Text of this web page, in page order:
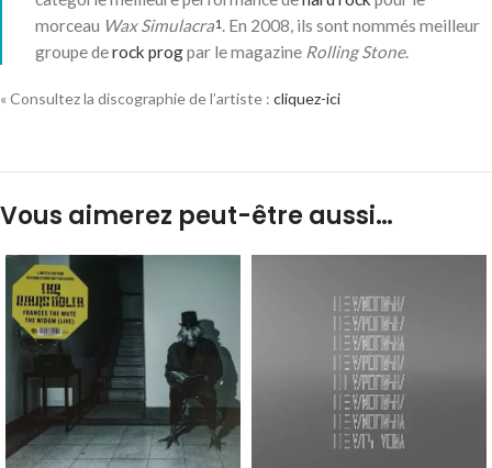
morceau Wax Simulacra1 . En 2008, ils sont nommés meilleur
groupe derock progpar le magazine Rolling Stone.
« Consultez la discographie de l’artiste : cliquez-ici
Vous aimerez peut-être aussi…